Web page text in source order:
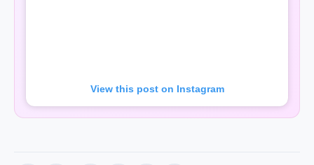
View this post on Instagram